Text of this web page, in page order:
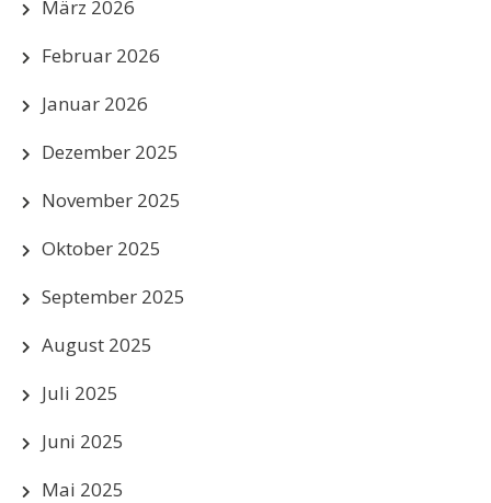
März 2026
Februar 2026
Januar 2026
Dezember 2025
November 2025
Oktober 2025
September 2025
August 2025
Juli 2025
Juni 2025
Mai 2025